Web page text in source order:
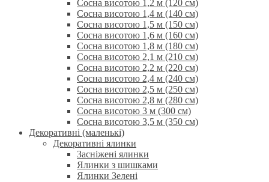
Сосна висотою 1,2 м (120 см)
Сосна висотою 1,4 м (140 см)
Сосна висотою 1,5 м (150 см)
Сосна висотою 1,6 м (160 см)
Сосна висотою 1,8 м (180 см)
Сосна висотою 2,1 м (210 см)
Сосна висотою 2,2 м (220 см)
Сосна висотою 2,4 м (240 см)
Сосна висотою 2,5 м (250 см)
Сосна висотою 2,8 м (280 см)
Сосна висотою 3 м (300 см)
Сосна висотою 3,5 м (350 см)
Декоративні (маленькі)
Декоративні ялинки
Засніжені ялинки
Ялинки з шишками
Ялинки Зелені